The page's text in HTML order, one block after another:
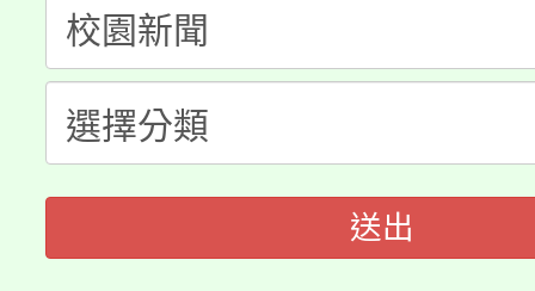
代理(課)教師甄選結果(
「2026金融保險知識
車」活動
桃園市115學年度學生
生本土語及新住民語歌
公告本校115學年度第
代理(課)教師甄選結果
公告本校115學年度第
轉知中國文化大學推廣
送出